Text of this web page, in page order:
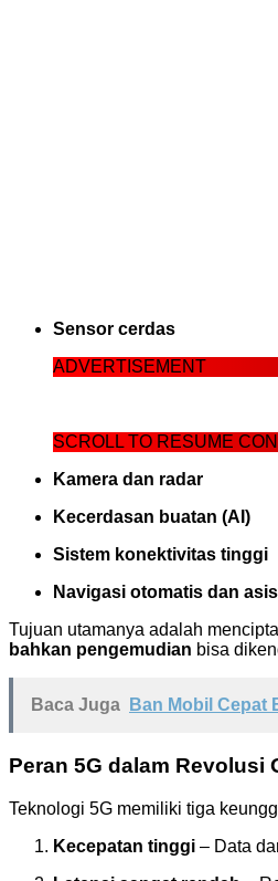
Sensor cerdas
ADVERTISEMENT
SCROLL TO RESUME
Kamera dan radar
Kecerdasan buatan (AI)
Sistem konektivitas tinggi
Navigasi otomatis dan
Tujuan utamanya adalah
bahkan pengemudian bisa
Baca Juga Ban Mobil Cepat
Peran 5G dalam Revolusi
Teknologi 5G memiliki tiga
Kecepatan tinggi – Data